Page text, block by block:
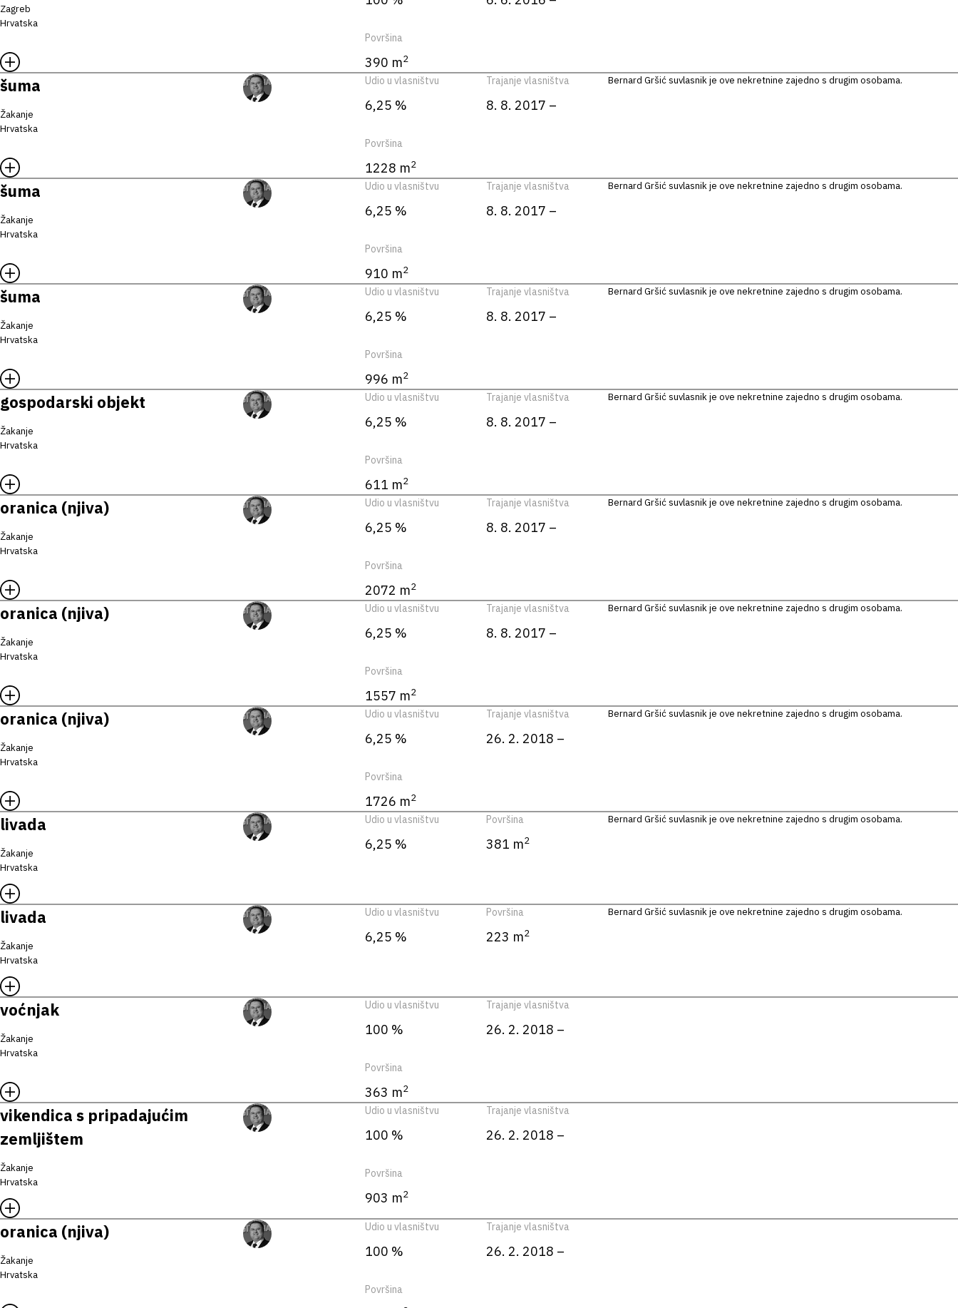
Zagreb
Hrvatska
Površina
390 m2
šuma
Žakanje
Hrvatska
Udio u vlasništvu
6,25 %
Trajanje vlasništva
8. 8. 2017 –
Površina
1228 m2
Bernard Gršić suvlasnik je ove nekretnine zajedno s drugim osobama.
šuma
Žakanje
Hrvatska
Udio u vlasništvu
6,25 %
Trajanje vlasništva
8. 8. 2017 –
Površina
910 m2
Bernard Gršić suvlasnik je ove nekretnine zajedno s drugim osobama.
šuma
Žakanje
Hrvatska
Udio u vlasništvu
6,25 %
Trajanje vlasništva
8. 8. 2017 –
Površina
996 m2
Bernard Gršić suvlasnik je ove nekretnine zajedno s drugim osobama.
gospodarski objekt
Žakanje
Hrvatska
Udio u vlasništvu
6,25 %
Trajanje vlasništva
8. 8. 2017 –
Površina
611 m2
Bernard Gršić suvlasnik je ove nekretnine zajedno s drugim osobama.
oranica (njiva)
Žakanje
Hrvatska
Udio u vlasništvu
6,25 %
Trajanje vlasništva
8. 8. 2017 –
Površina
2072 m2
Bernard Gršić suvlasnik je ove nekretnine zajedno s drugim osobama.
oranica (njiva)
Žakanje
Hrvatska
Udio u vlasništvu
6,25 %
Trajanje vlasništva
8. 8. 2017 –
Površina
1557 m2
Bernard Gršić suvlasnik je ove nekretnine zajedno s drugim osobama.
oranica (njiva)
Žakanje
Hrvatska
Udio u vlasništvu
6,25 %
Trajanje vlasništva
26. 2. 2018 –
Površina
1726 m2
Bernard Gršić suvlasnik je ove nekretnine zajedno s drugim osobama.
livada
Žakanje
Hrvatska
Udio u vlasništvu
6,25 %
Površina
381 m2
Bernard Gršić suvlasnik je ove nekretnine zajedno s drugim osobama.
livada
Žakanje
Hrvatska
Udio u vlasništvu
6,25 %
Površina
223 m2
Bernard Gršić suvlasnik je ove nekretnine zajedno s drugim osobama.
voćnjak
Žakanje
Hrvatska
Udio u vlasništvu
100 %
Trajanje vlasništva
26. 2. 2018 –
Površina
363 m2
vikendica s pripadajućim
zemljištem
Žakanje
Hrvatska
Udio u vlasništvu
100 %
Trajanje vlasništva
26. 2. 2018 –
Površina
903 m2
oranica (njiva)
Žakanje
Hrvatska
Udio u vlasništvu
100 %
Trajanje vlasništva
26. 2. 2018 –
Površina